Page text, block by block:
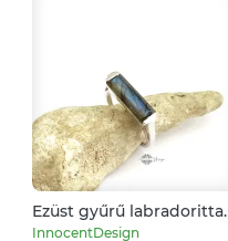
Ezüst gyűrű labradorittal
55-ös méret
InnocentDesign